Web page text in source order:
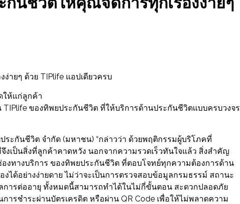
ายๆ ด้วย TIPlife แอปเดียวครบ
ให้แก่ลูกค้า
TIPlife ของทิพยประกันชีวิต ที่ให้บริการด้านประกันชีวิตแบบครบวงจร
ะกันชีวิต จำกัด (มหาชน) “กล่าวว่า ด้วยพฤติกรรมผู้บริโภคที่
งเป็นสิ่งที่ลูกค้าคาดหวัง นอกจากความรวดเร็วทันใจแล้ว สิ่งสำคัญ
งทางบริการ ของทิพยประกันชีวิต ที่ตอบโจทย์ทุกความต้องการด้าน
ด้อย่างง่ายดาย ไม่ว่าจะเป็นการตรวจสอบข้อมูลกรมธรรม์ สถานะ
การต่ออายุ ทั้งหมดนี้สามารถทำได้ในไม่กี่ขั้นตอน สะดวกปลอดภัย
การชำระผ่านบัตรเครดิต หรือผ่าน QR Code เพื่อให้ไม่พลาดความ